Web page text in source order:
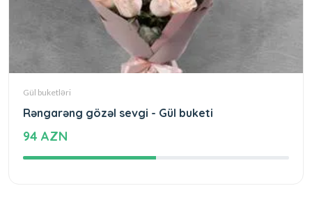
Gül buketləri
Rəngarəng gözəl sevgi - Gül buketi
94 AZN